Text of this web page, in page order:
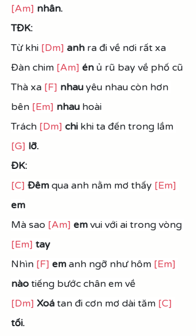
[Am] nhân.
TĐK:
Từ khi [Dm] anh ra đi về nơi rất xa
Ðàn chim [Am] én ủ rũ bay về phố cũ
Thà xa [F] nhau yêu nhau còn hơn
bên [Em] nhau hoài
Trách [Dm] chi khi ta đến trong lầm
[G] lỡ.
ĐK:
[C] Ðêm qua anh nằm mơ thấy [Em]
em
Mà sao [Am] em vui với ai trong vòng
[Em] tay
Nhìn [F] em anh ngỡ như hôm [Em]
nào tiếng bước chân em về
[Dm] Xoá tan đi cơn mơ dài tăm [C]
tối.